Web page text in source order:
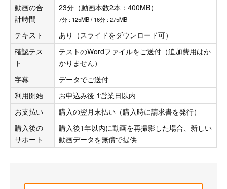
動画の合
計時間
23分（動画本数2本：400MB）
7分 : 125MB / 16分 : 275MB
テキスト
あり（スライドをダウンロード可）
確認テス
ト
テストのWordファイルをご送付（追加費用はか
かりません）
字幕
データでご送付
利用開始
お申込み後 1営業日以内
お支払い
購入の翌月末払い（購入時に請求書を発行）
購入後の
サポート
購入後1年以内に動画を再撮影した場合、新しい
動画データを無償で提供